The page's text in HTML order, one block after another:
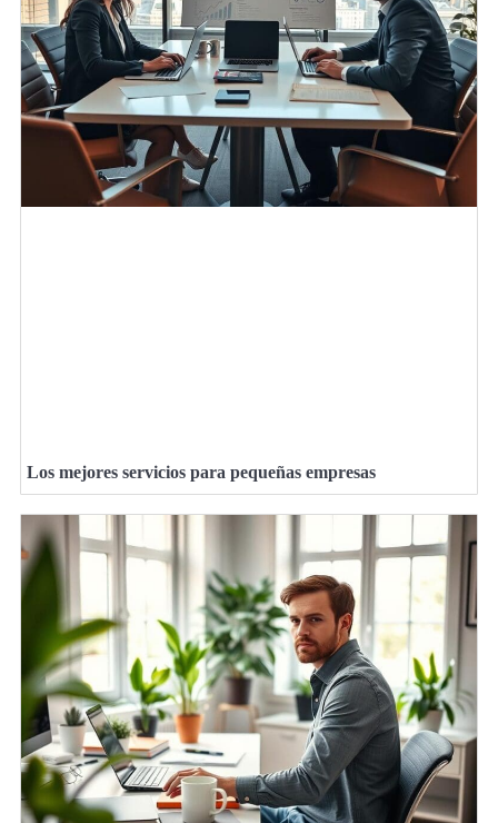
Los mejores servicios para pequeñas empresas